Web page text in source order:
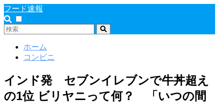
フード速報
ホーム
コンビニ
インド発 セブンイレブンで牛丼超え
の1位 ビリヤニって何？ 「いつの間